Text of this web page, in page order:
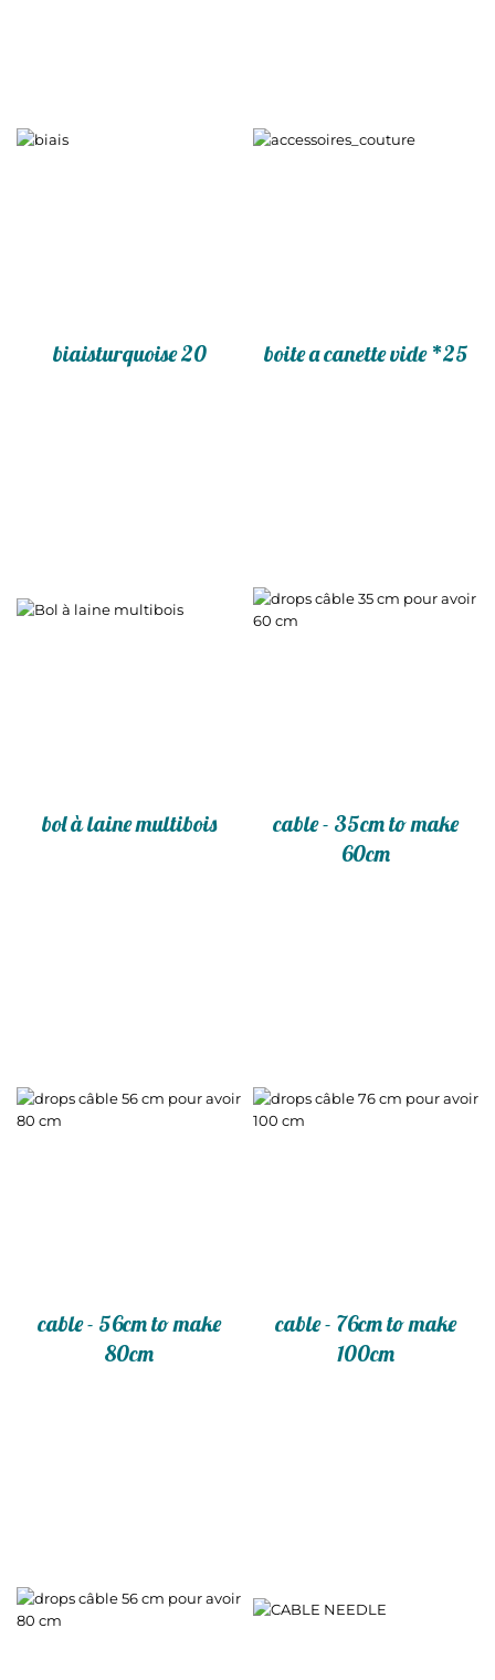
biaisturquoise 20 boite a canette vide *25
bol à laine multibois
cable - 35cm to make
60cm
cable - 56cm to make
80cm
cable - 76cm to make
100cm